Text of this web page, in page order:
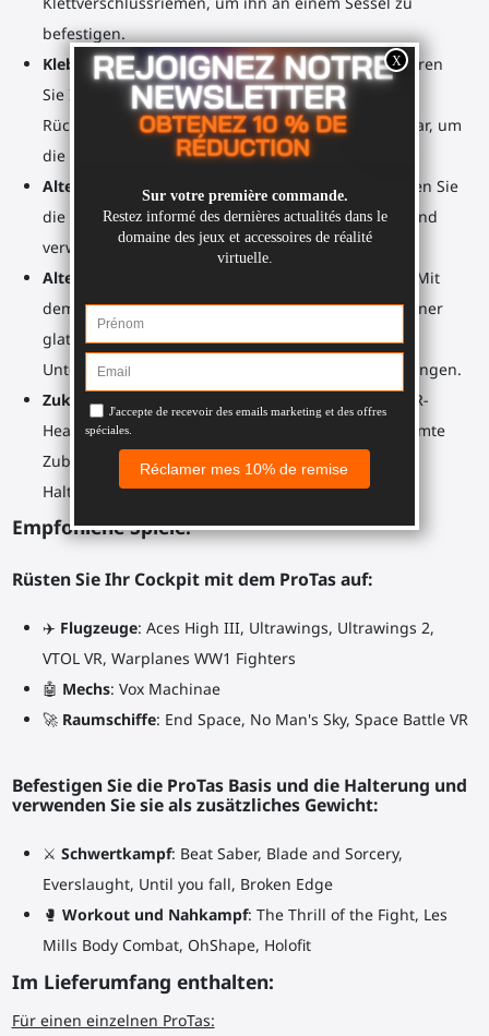
befestigen.
Klebrige Gel-Pad unter der ProTas Basis: Positionieren
Sie Ihren VR-Joystick auf Ihrem Schreibtisch. Keine
Rückstände beim Entfernen. Mit Wasser abwaschbar, um
die Klebrigkeit zu erneuern.
Alternative Verwendung
: Fitnessgewicht. Befestigen Sie
die ProTas Basis an Ihren Controller-Halterungen und
verwenden Sie sie als zusätzliches Gewicht.
Alternative Verwendung
: Controller-Halterungen. Mit
dem Klebepad können Sie Ihre Joystick-Basen an einer
glatten Wandfläche anbringen. Jetzt haben Sie
Unterstützung für Ihre Controller mit ihren Halterungen.
Zukunftssicher
: Planen Sie, in Zukunft ein neues VR-
Headset zu bekommen? Sie müssen nicht das gesamte
Zubehör erneut kaufen. Kaufen Sie einfach die
Halterungen für Ihre neuen Controller.
Empfohlene Spiele:
Rüsten Sie Ihr Cockpit mit dem ProTas auf:
✈️ Flugzeuge: Aces High III, Ultrawings, Ultrawings 2,
VTOL VR, Warplanes WW1 Fighters
🤖 Mechs: Vox Machinae
🚀 Raumschiffe: End Space, No Man's Sky, Space Battle VR
Befestigen Sie die ProTas Basis und die Halterung und
verwenden Sie sie als zusätzliches Gewicht:
⚔ Schwertkampf: Beat Saber, Blade and Sorcery,
Everslaught, Until you fall, Broken Edge
🥊 Workout und Nahkampf: The Thrill of the Fight, Les
Mills Body Combat, OhShape, Holofit
Im Lieferumfang enthalten:
Für einen einzelnen ProTas: